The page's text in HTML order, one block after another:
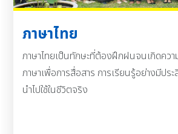
ภาษาไทย
ภาษาไทยเป็นทักษะที่ต้องฝึกฝนจนเกิดควา
ภาษาเพื่อการสื่อสาร การเรียนรู้อย่างมีปร
นำไปใช้ในชีวิตจริง